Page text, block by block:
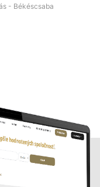
- Békéscsaba